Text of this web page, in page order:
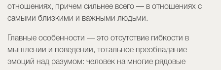
отношениях, причем сильнее всего — в отношениях с
самыми близкими и важными людьми.
Главные особенности — это отсутствие гибкости в
мышлении и поведении, тотальное преобладание
эмоций над разумом: человек на многие рядовые